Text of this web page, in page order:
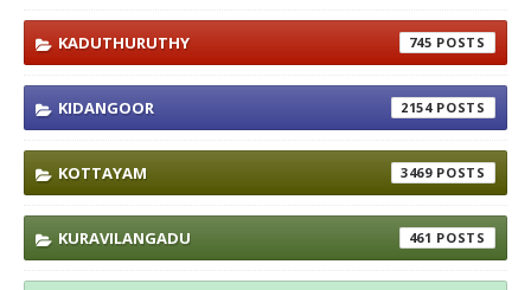
KADUTHURUTHY 745
KIDANGOOR 2154
KOTTAYAM 3469
KURAVILANGADU 461